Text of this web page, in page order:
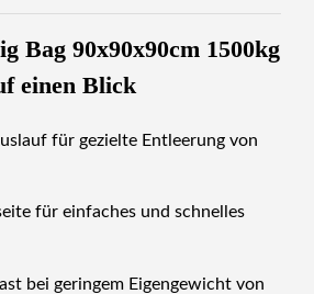
Bag 90x90x90cm 1500kg
einen Blick
für gezielte Entleerung von
für einfaches und schnelles
bei geringem Eigengewicht von